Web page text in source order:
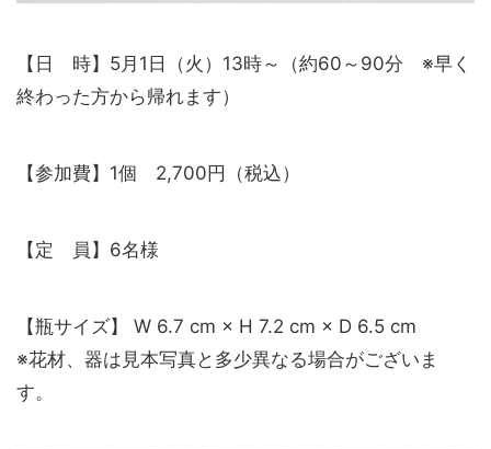
【日 時】5月1日（火）13時～（約60～90分 ※早く
終わった方から帰れます）
【参加費】1個 2,700円（税込）
【定 員】6名様
【瓶サイズ】 W 6.7 cm × H 7.2 cm × D 6.5 cm
※花材、器は見本写真と多少異なる場合がございま
す。